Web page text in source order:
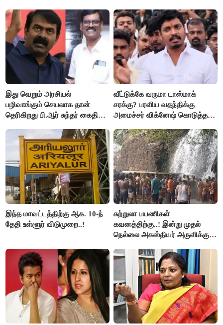
இது வெறும் அரசியல்
பழிவாங்கும் செயலாக தான்
தெரிகிறது பி.ஆர் சுந்தர் கைதிற்கு
வீட்டுக்கே வருமா டாஸ்மாக்
சரக்கு? பரவிய வதந்திக்கு
அமைச்சர் விக்னேஷ் கொடுத்த
இந்த மாவட்டத்திற்கு ஆக. 10-ந்
தேதி உள்ளூர் விடுமுறை..!
சுற்றுலா பயணிகள்
கவனத்திற்கு..! இன்று முதல்
நெல்லை அகஸ்தியர் அருவிக்கு